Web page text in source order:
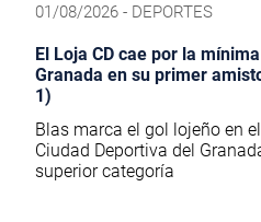
01/08/2026 - DEPORTES
El Loja CD cae por la
Granada en su primer
1)
Blas marca el gol lojeño en
Ciudad Deportiva del
superior categoría